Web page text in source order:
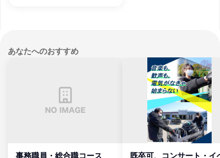
あなたへのおすすめ
事務職員・総合職コース
既卒可、コンサート・イ